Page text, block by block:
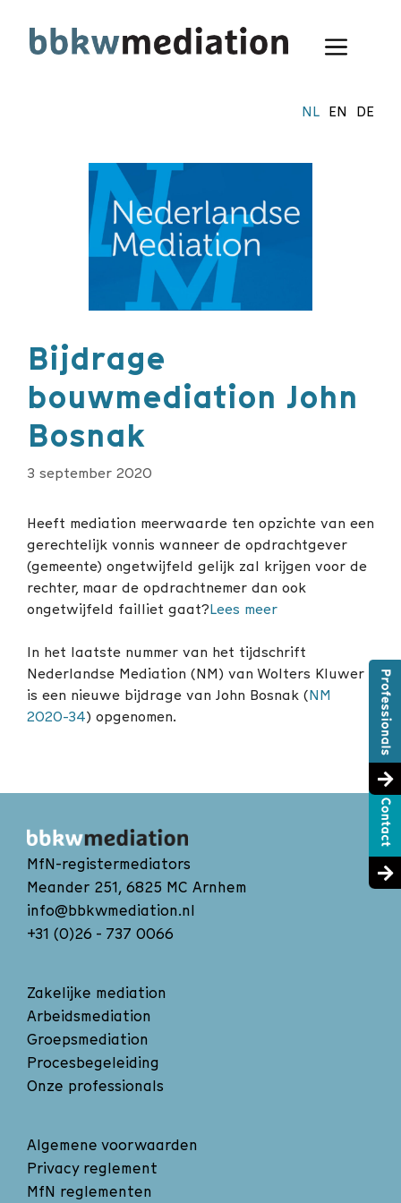
naar
NL EN DE
Menu
Bijdrage
bouwmediation John
Bosnak
3 september 2020
Heeft mediation meerwaarde ten opzichte van een
gerechtelijk vonnis wanneer de opdrachtgever
(gemeente) ongetwijfeld gelijk zal krijgen voor de
rechter, maar de opdrachtnemer dan ook
ongetwijfeld failliet gaat?Lees meer
In het laatste nummer van het tijdschrift
Nederlandse Mediation (NM) van Wolters Kluwer
is een nieuwe bijdrage van John Bosnak (NM
2020-34) opgenomen.
MfN-registermediators
Meander 251, 6825 MC Arnhem
info@bbkwmediation.nl
+31 (0)26 - 737 0066
Zakelijke mediation
Arbeidsmediation
Groepsmediation
Procesbegeleiding
Onze professionals
Algemene voorwaarden
Privacy reglement
MfN reglementen